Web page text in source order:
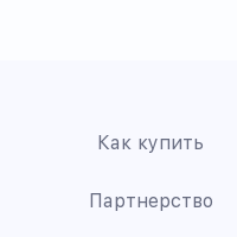
Как купить
Партнерство